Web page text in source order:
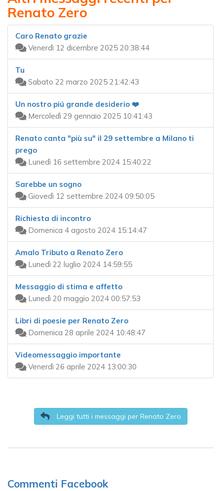
Renato Zero
Caro Renato grazie
Venerdì 12 dicembre 2025 20:38:44
Tu
Sabato 22 marzo 2025 21:42:43
Un nostro piú grande desiderio ❤️
Mercoledì 29 gennaio 2025 10:41:43
Renato canta "più su" il 29 settembre a Milano ti
prego
Lunedì 16 settembre 2024 15:40:22
Sarebbe un sogno
Giovedì 12 settembre 2024 09:50:05
Richiesta di incontro
Domenica 4 agosto 2024 15:14:47
Amalo Tributo a Renato Zero
Lunedì 22 luglio 2024 14:59:55
Messaggio di stima e affetto
Lunedì 20 maggio 2024 00:57:53
Libri di poesie per Renato Zero
Domenica 28 aprile 2024 10:48:47
Videomessaggio importante
Venerdì 26 aprile 2024 13:00:30
Leggi tutti i messaggi per Renato Zero
Commenti Facebook